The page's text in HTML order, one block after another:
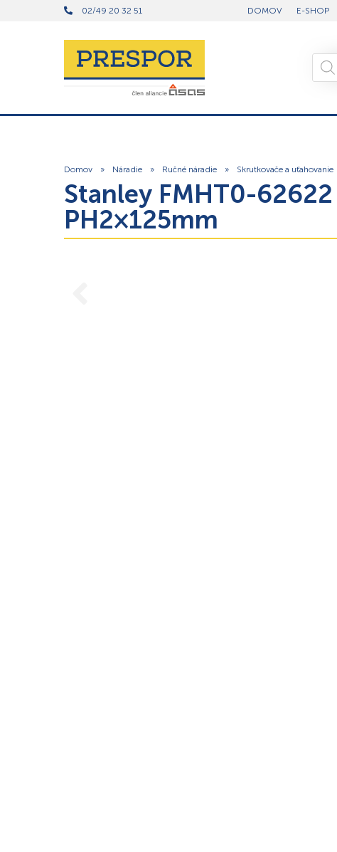
02/49 20 32 51 DOMOV E-SHOP
Domov » Náradie » Ručné náradie » Skrutkovače a uťahovanie
Stanley FMHT0-
PH2×125mm